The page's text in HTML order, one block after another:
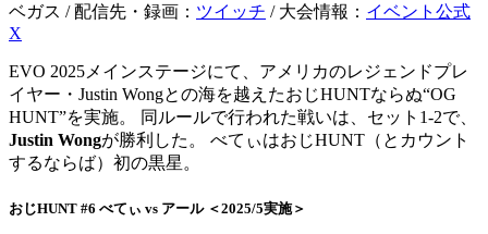
ベガス / 配信先・録画： ツイッチ / 大会情報： イベント公式
X
EVO 2025メインステージにて、アメリカのレジェンドプレ
イヤー・Justin Wongとの海を越えたおじHUNTならぬ“OG
HUNT”を実施。 同ルールで行われた戦いは、セット1-2で、
Justin Wongが勝利した。 べてぃはおじHUNT（とカウント
するならば）初の黒星。
おじHUNT #6 べてぃ vs アール ＜2025/5実施＞